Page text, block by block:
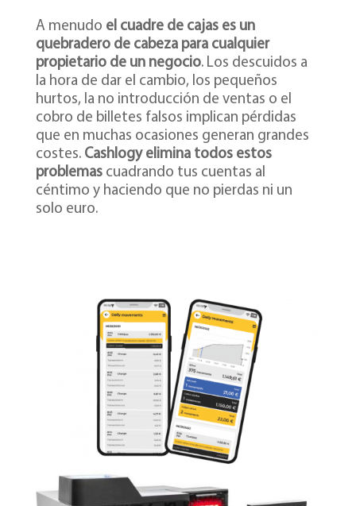
A menudo el cuadre de cajas es un
quebradero de cabeza para cualquier
propietario de un negocio. Los descuidos a
la hora de dar el cambio, los pequeños
hurtos, la no introducción de ventas o el
cobro de billetes falsos implican pérdidas
que en muchas ocasiones generan grandes
costes. Cashlogy elimina todos estos
problemascuadrando tus cuentas al
céntimo y haciendo que no pierdas ni un
solo euro.